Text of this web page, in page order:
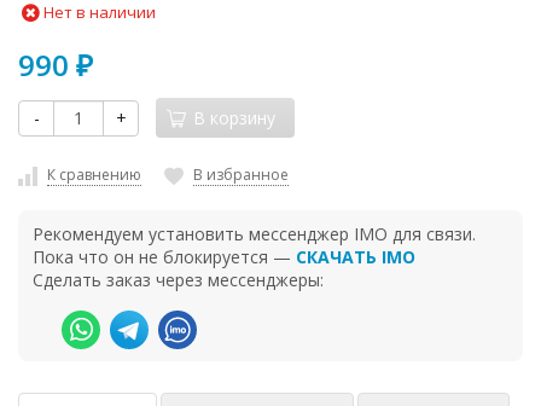
Нет в наличии
990 ₽
- + В корзину
К сравнению В избранное
Рекомендуем установить мессенджер IMO для связи.
Пока что он не блокируется — СКАЧАТЬ IMO
Сделать заказ через мессенджеры: